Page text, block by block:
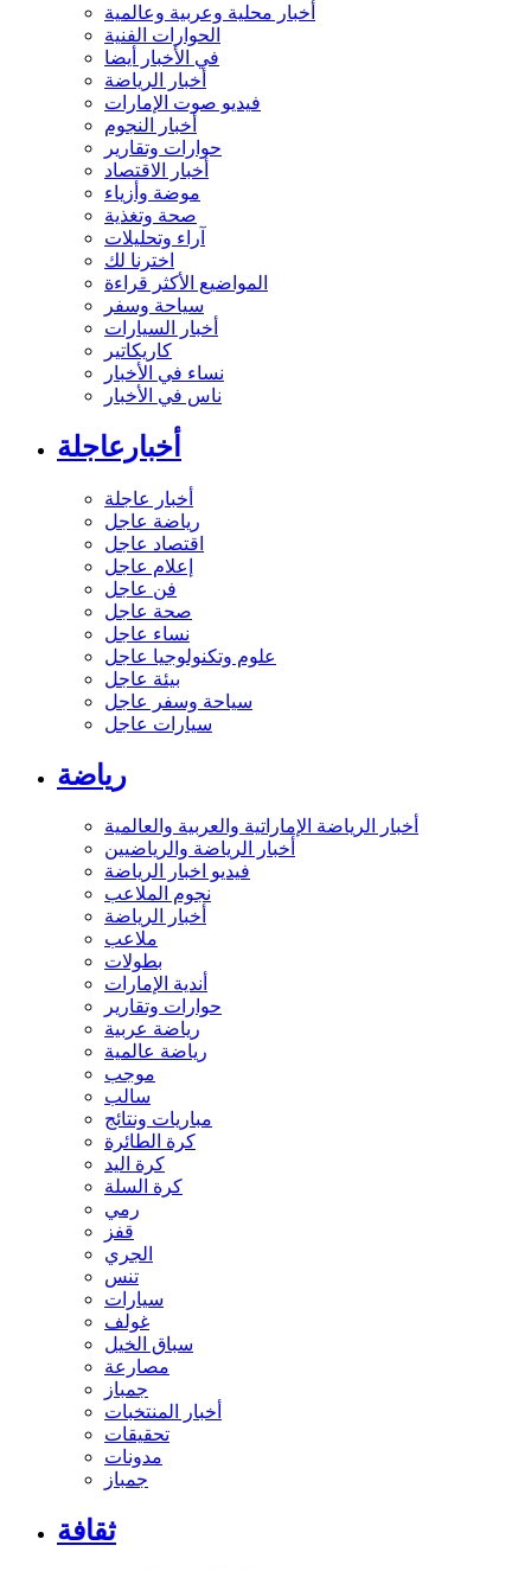
أخبار محلية وعربية وعالمية
الحوارات الفنية
في الأخبار أيضا
أخبار الرياضة
فيديو صوت الإمارات
أخبار النجوم
حوارات وتقارير
أخبار الاقتصاد
موضة وأزياء
صحة وتغذية
آراء وتحليلات
اخترنا لك
المواضيع الأكثر قراءة
سياحة وسفر
أخبار السيارات
كاريكاتير
نساء في الأخبار
ناس في الأخبار
أخبارعاجلة
أخبار عاجلة
رياضة عاجل
اقتصاد عاجل
إعلام عاجل
فن عاجل
صحة عاجل
نساء عاجل
علوم وتكنولوجيا عاجل
بيئة عاجل
سياحة وسفر عاجل
سيارات عاجل
رياضة
أخبار الرياضة الإماراتية والعربية والعالمية
أخبار الرياضة والرياضيين
فيديو اخبار الرياضة
نجوم الملاعب
أخبار الرياضة
ملاعب
بطولات
أندية الإمارات
حوارات وتقارير
رياضة عربية
رياضة عالمية
موجب
سالب
مباريات ونتائج
كرة الطائرة
كرة اليد
كرة السلة
رمي
قفز
الجري
تنس
سيارات
غولف
سباق الخيل
مصارعة
جمباز
أخبار المنتخبات
تحقيقات
مدونات
جمباز
ثقافة